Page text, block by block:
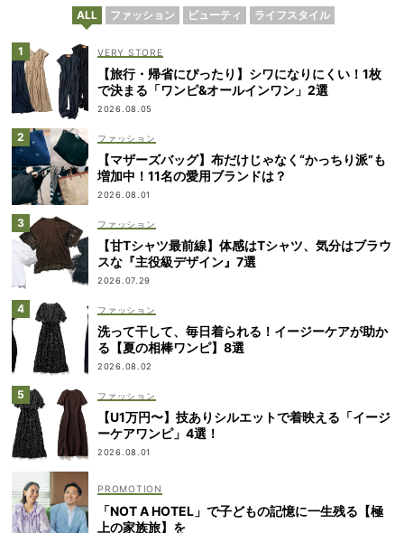
ALL ファッション ビューティ ライフスタイル
VERY STORE
【旅行・帰省にぴったり】シワになりにくい！1枚
で決まる「ワンピ&オールインワン」2選
2026.08.05
ファッション
【マザーズバッグ】布だけじゃなく“かっちり派”も
増加中！11名の愛用ブランドは？
2026.08.01
ファッション
【甘Tシャツ最前線】体感はTシャツ、気分はブラウ
スな『主役級デザイン』7選
2026.07.29
ファッション
洗って干して、毎日着られる！イージーケアが助か
る【夏の相棒ワンピ】8選
2026.08.02
ファッション
【U1万円〜】技ありシルエットで着映える「イージ
ーケアワンピ」4選！
2026.08.01
「NOT A HOTEL」で子どもの記憶に一生残る【極
上の家族旅】を